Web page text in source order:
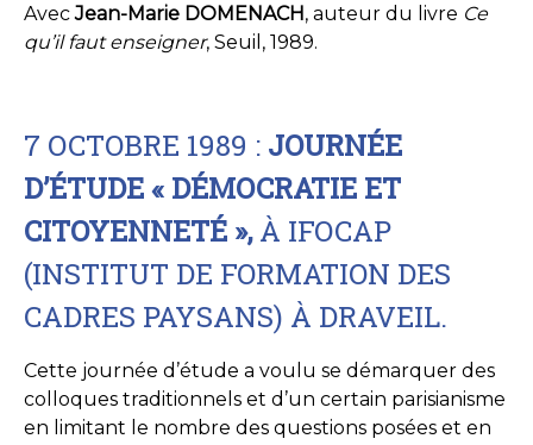
AvecJean-Marie DOMENACH, auteur du livre Ce
qu’il faut enseigner, Seuil, 1989.
7 OCTOBRE 1989 : JOURNÉE
D’ÉTUDE « DÉMOCRATIE ET
CITOYENNETÉ »,À IFOCAP
(INSTITUT DE FORMATION DES
CADRES PAYSANS) À DRAVEIL.
Cette journée d’étude a voulu se démarquer des
colloques traditionnels et d’un certain parisianisme
en limitant le nombre des questions posées et en